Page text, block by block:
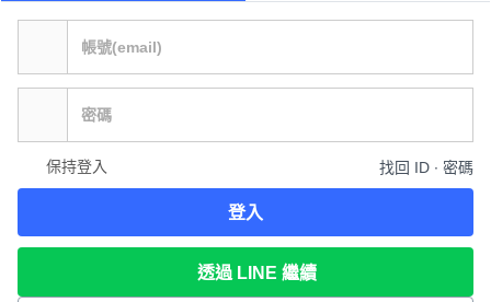
保持登入 找回 ID ∙ 密碼
登入
透過 LINE 繼續